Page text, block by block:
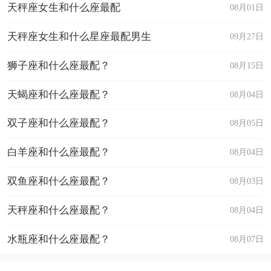
08月01日
天秤座女生和什么座最配
09月27日
天秤座女生和什么星座最配男生
08月15日
狮子座和什么座最配？
08月04日
天蝎座和什么座最配？
08月05日
双子座和什么座最配？
08月04日
白羊座和什么座最配？
08月03日
双鱼座和什么座最配？
08月04日
天秤座和什么座最配？
08月07日
水瓶座和什么座最配？